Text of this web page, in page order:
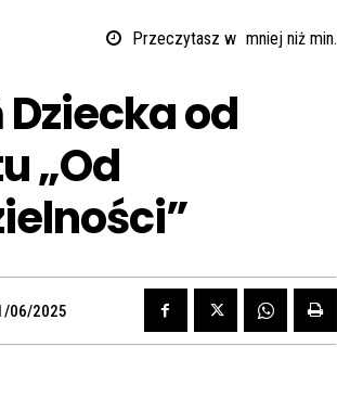
Przeczytasz w mniej niżmin.
Dziecka od
„Od
06/2025